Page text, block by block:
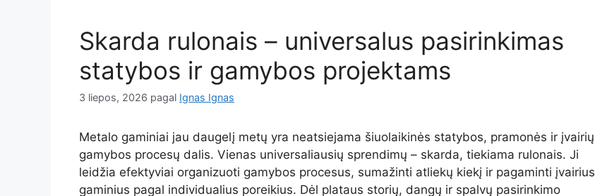
Skarda rulonais – universalus pasirinkimas
statybos ir gamybos projektams
3 liepos, 2026 pagal Ignas Ignas
Metalo gaminiai jau daugelį metų yra neatsiejama šiuolaikinės statybos, pramonės ir įvairių
gamybos procesų dalis. Vienas universaliausių sprendimų – skarda, tiekiama rulonais. Ji
leidžia efektyviai organizuoti gamybos procesus, sumažinti atliekų kiekį ir pagaminti įvairius
gaminius pagal individualius poreikius. Dėl plataus storių, dangų ir spalvų pasirinkimo